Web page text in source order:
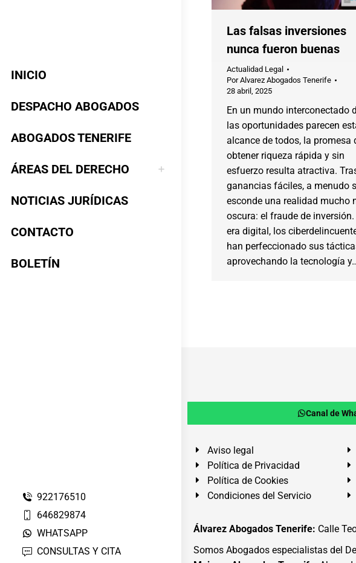
INICIO
DESPACHO ABOGADOS
ABOGADOS TENERIFE
ÁREAS DEL DERECHO
NOTICIAS JURÍDICAS
CONTACTO
BOLETÍN
922176510
646829874
WHATSAPP
CONSULTAS Y CITA
Las falsas inversiones
nunca fueron buenas
Actualidad Legal
PorAlvarez Abogados Tenerife
28 abril, 2025
En un mundo interconectado
las oportunidades parecen
alcance de todos, la promesa
obtener riqueza rápida y sin
esfuerzo resulta atractiva.
ganancias fáciles, a menudo
esconde una realidad mucho
oscura: el fraude de inversión.
era digital, los
han perfeccionado sus
aprovechando la tecnología
Canal de
Aviso legal
Política de Privacidad
Política de Cookies
Condiciones del Servicio
Álvarez Abogados Tenerife: Calle
Somos Abogados especialistas del